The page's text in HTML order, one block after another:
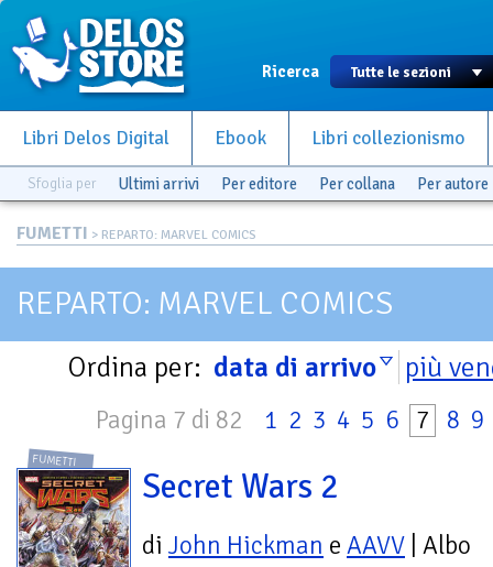
Ricerca
Libri Delos Digital Ebook Libri collezionismo
Sfoglia per Ultimi arrivi Per editore Per collana Per autore
FUMETTI > REPARTO: MARVEL COMICS
REPARTO: MARVEL COMICS
Ordina per: data di arrivo più
Pagina 7 di 82 1 2 3 4 5 6 7 8 9
FUMETTI
Secret Wars 2
di John Hickman e AAVV | Albo